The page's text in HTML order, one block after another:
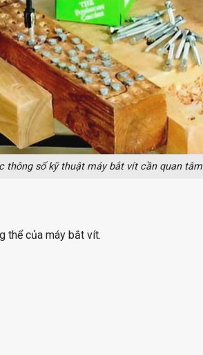
thông số kỹ thuật máy bắt vít cần quan tâm
thể của máy bắt vít.